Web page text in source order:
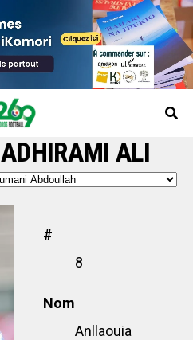
ALI
#
8
Nom
Anllaouia